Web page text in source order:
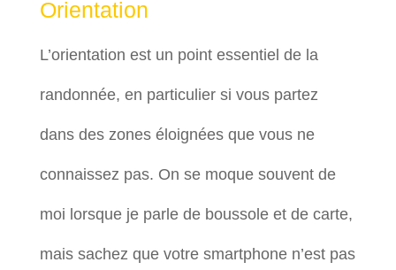
Orientation
L’orientation est un point essentiel de la
randonnée, en particulier si vous partez
dans des zones éloignées que vous ne
connaissez pas. On se moque souvent de
moi lorsque je parle de boussole et de carte,
mais sachez que votre smartphone n’est pas